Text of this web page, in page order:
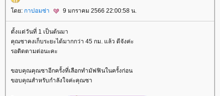
ดย: กาปอมซ่า 9 มกราคม 2566 22:00:58 น.
ตั้งแต่วันที่ 1 เป็นต้นมา
คุณซาคงเก็บระยะได้มากกว่า 45 กม. แล้ว ดีจังค่ะ
รอติดตามต่อนะคะ
ขอบคุณคุณซาอีกครั้งที่เลือกทำมัฟฟินในครั้งก่อน
ขอบคุณสำหรับกำลังใจค่ะคุณซา